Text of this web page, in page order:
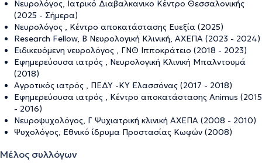
Νευρολόγος, Ιατρικό Διαβαλκανικο Κέντρο Θεσσαλονικής
(2025 - Σήμερα)
Νευρολόγος , Κέντρο αποκατάστασης Ευεξία (2025)
Research Fellow, B Nευρολογική Κλινική, ΑΧΕΠΑ (2023 - 2024)
Ειδικευόμενη νευρολόγος , ΓΝΘ Ιπποκράτειο (2018 - 2023)
Εφημερεύουσα ιατρός , Νευρολογική Κλινική Μπαλντουμά
(2018)
Αγροτικός ιατρός , ΠΕΔΥ -ΚΥ Ελασσόνας (2017 - 2018)
Εφημερεύουσα ιατρός , Κέντρο αποκατάστασης Αnimus (2015
- 2016)
Νευροψυχολόγος, Γ Ψυχιατρική κλινική ΑΧΕΠΑ (2008 - 2010)
Ψυχολόγος, Εθνικό ίδρυμα Προστασίας Κωφών (2008)
Μέλος συλλόγων